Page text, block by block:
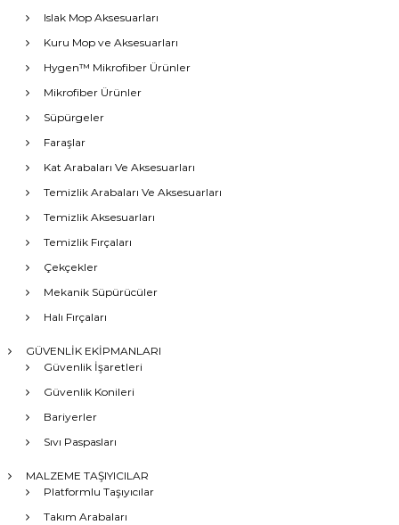
Islak Mop Aksesuarları
Kuru Mop ve Aksesuarları
Hygen™ Mikrofiber Ürünler
Mikrofiber Ürünler
Süpürgeler
Faraşlar
Kat Arabaları Ve Aksesuarları
Temizlik Arabaları Ve Aksesuarları
Temizlik Aksesuarları
Temizlik Fırçaları
Çekçekler
Mekanik Süpürücüler
Halı Fırçaları
GÜVENLİK EKİPMANLARI
Güvenlik İşaretleri
Güvenlik Konileri
Bariyerler
Sıvı Paspasları
MALZEME TAŞIYICILAR
Platformlu Taşıyıcılar
Takım Arabaları